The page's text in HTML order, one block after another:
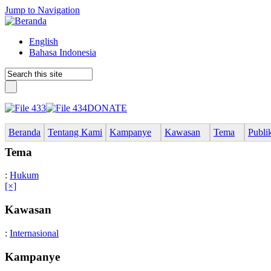
Jump to Navigation
English
Bahasa Indonesia
DONATE
Beranda Tentang Kami Kampanye Kawasan Tema
Tema
: Hukum
[×]
Kawasan
: Internasional
Kampanye